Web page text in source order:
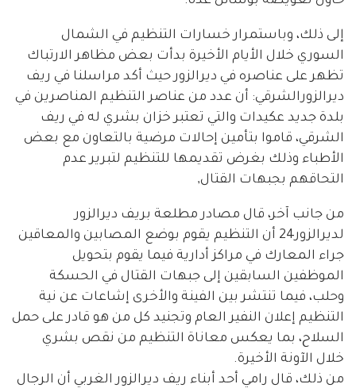
إلى ذلك، وباستمرار خسارات التنظيم في الشمال
السوري خلال الأيام الأخيرة بدأت بعض مظاهر الارتباك
تظهر على عناصره في ديرالزور حيث أكد مراسلنا في ريف
ديرالزورالشرقي: أن عدد من عناصر التنظيم المناصرين في
بلدة جديد عكيدات والتي تعتبر خزان بشري له في ريف
الشرقي، قاموا بتأمين إحالات مرضية بالتعاون مع بعض
الأطباء وذلك بغرض تقديمها للتنظيم لتبرير عدم
التحاقهم بجبهات القتال,
من جانب آخر، قال مصادر مطلعة بريف ديرالزور
لديرالزور24 أن التنظيم يقوم بوضع المصابين والمعاقين
جراء المعارك في مراكز أدارية فيما يقوم بتحويل
الموظفين السابقين إلى جبهات القتال في الحسكة
وحلب، فيما تنتشر بين الفينة والأخرى إشاعات عن نية
التنظيم إعلان النفير العام وتجنيد كل من هو قادر على حمل
السلاح، بما يعكس معاناة التنظيم من نقص بشري
خلال الآونة الأخيرة.
من ذلك، قال رامي أحد أبناء ريف ديرالزور الغربي أن الرجال